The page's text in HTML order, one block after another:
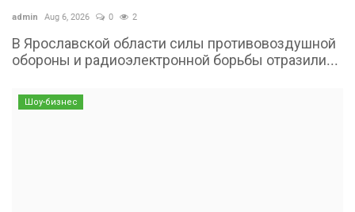
admin Aug 6, 2026 0 2
В Ярославской области силы противовоздушной
обороны и радиоэлектронной борьбы отразили...
Шоу-бизнес